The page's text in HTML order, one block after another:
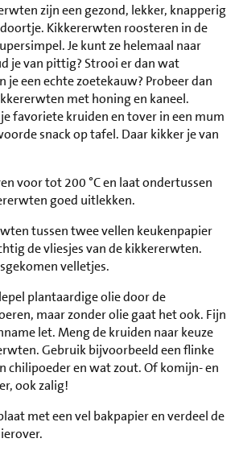
zijn een gezond, lekker, knapperig
Kikkererwten roosteren in de
Je kunt ze helemaal naar
je van pittig? Strooi er dan wat
je een echte zoetekauw? Probeer dan
met honing en kaneel.
favoriete kruiden en tover in een mum
snack op tafel. Daar kikker je van
voor tot 200 °C en laat ondertussen
goed uitlekken.
tussen twee vellen keukenpapier
de vliesjes van de kikkererwten.
velletjes.
plantaardige olie door de
maar zonder olie gaat het ook. Fijn
let. Meng de kruiden naar keuze
Gebruik bijvoorbeeld een flinke
chilipoeder en wat zout. Of komijn- en
ook zalig!
met een vel bakpapier en verdeel de